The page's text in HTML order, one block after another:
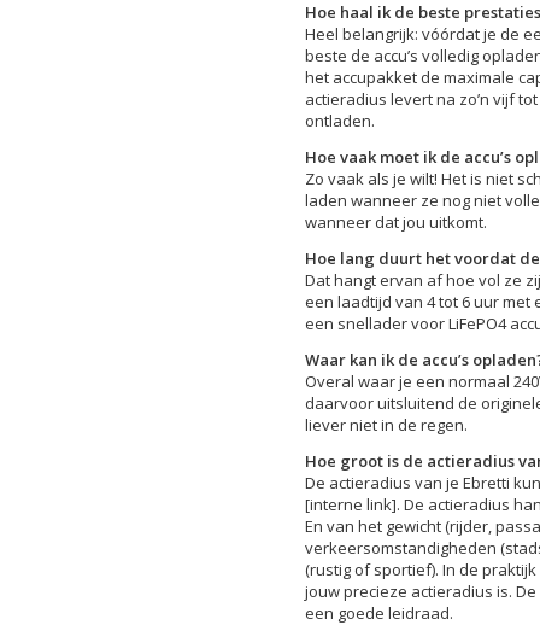
Hoe haal ik de beste
Heel belangrijk: vóórdat je de
beste de accu’s volledig
het accupakket de maximale
actieradius levert na zo’n vijf
ontladen.
Hoe vaak moet ik de accu’s
Zo vaak als je wilt! Het is niet
laden wanneer ze nog niet
wanneer dat jou uitkomt.
Hoe lang duurt het voordat
Dat hangt ervan af hoe vol ze
een laadtijd van 4 tot 6 uur
een snellader voor LiFePO4
Waar kan ik de accu’s
Overal waar je een normaal
daarvoor uitsluitend de
liever niet in de regen.
Hoe groot is de actieradius
De actieradius van je Ebretti
[interne link]. De actieradius
En van het gewicht (rijder,
verkeersomstandigheden
(rustig of sportief). In de
jouw precieze actieradius is.
een goede leidraad.